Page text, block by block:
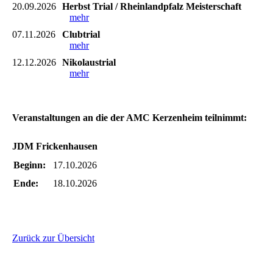
20.09.2026 Herbst Trial / Rheinlandpfalz Meisterschaft
mehr
07.11.2026
Clubtrial
mehr
12.12.2026 Nikolaustrial
mehr
Veranstaltungen an die der AMC Kerzenheim teilnimmt:
JDM Frickenhausen
Beginn:
17.10.2026
Ende:
18.10.2026
Zurück zur Übersicht